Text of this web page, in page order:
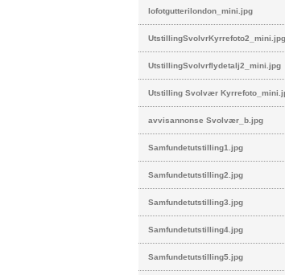
lofotgutterilondon_mini.jpg
UtstillingSvolvrKyrrefoto2_mini.jpg
UtstillingSvolvrflydetalj2_mini.jpg
Utstilling Svolvær
avvisannonse Svolvær_b.jpg
Samfundetutstilling1.jpg
Samfundetutstilling2.jpg
Samfundetutstilling3.jpg
Samfundetutstilling4.jpg
Samfundetutstilling5.jpg